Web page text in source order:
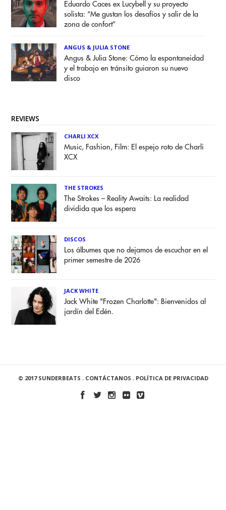
Eduardo Caces ex Lucybell y su proyecto
solista: “Me gustan los desafíos y salir de la
zona de confort”
ANGUS & JULIA STONE
Angus & Julia Stone: Cómo la espontaneidad
y el trabajo en tránsito guiaron su nuevo
disco
REVIEWS
CHARLI XCX
Music, Fashion, Film: El espejo roto de Charli
XCX
THE STROKES
The Strokes – Reality Awaits: La realidad
dividida que los espera
DISCOS
Los álbumes que no dejamos de escuchar en el
primer semestre de 2026
JACK WHITE
Jack White "Frozen Charlotte": Bienvenidos al
jardín del Edén.
© 2017 SUNDERBEATS . CONTÁCTANOS . POLÍTICA DE PRIVACIDAD